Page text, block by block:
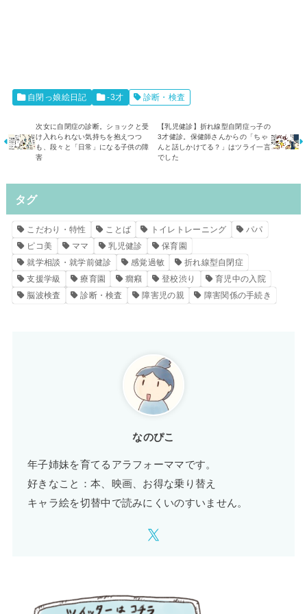
自閉っ娘絵日記 -3才 診断・検査
次女に自閉症の診断。ショックと受
け入れられない気持ちを抱えつつ
も、段々と「日常」になる子供の障
害
【乳児健診】折れ線型自閉症っ子の
3才健診。保健師さんからの「ちゃ
んと話しかけてる？」はツライ一言
でした
タグ
こだわり・特性 ことば トイレトレーニング
パパ
ピコ美
ママ 乳児健診
保育園
就学相談・就学前健診
感覚過敏
折れ線型自閉症
支援学級
療育園 癇癪 登校渋り
育児中の入院
脳波検査
診断・検査 障害児の親 障害関係の手続き
なのぴこ
年子姉妹を育てるアラフォーママです。
好きなこと：本、映画、お得な乗り替え
キャラ絵を切替中で読みにくいのすいません。